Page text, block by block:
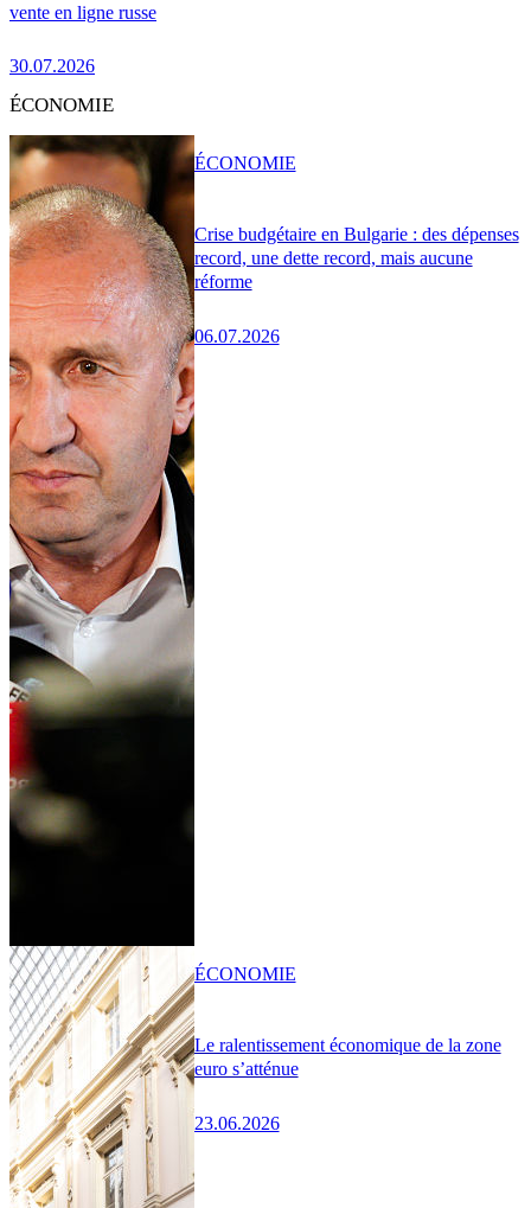
vente en ligne russe
30.07.2026
ÉCONOMIE
Crise budgétaire en Bulgarie : des dépenses
record, une dette record, mais aucune
réforme
06.07.2026
ÉCONOMIE
Le ralentissement économique de la zone
euro s’atténue
23.06.2026
ÉCONOMIE